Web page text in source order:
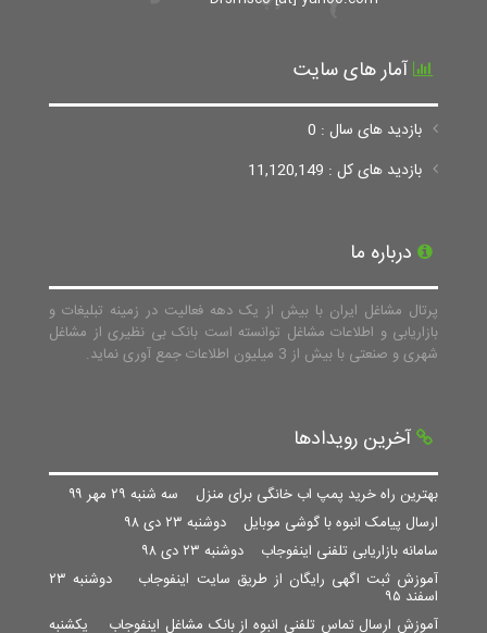
آمار های سایت
بازدید های سال : 0
بازدید های کل : 11,120,149
درباره ما
پرتال مشاغل ایران با بیش از یک دهه فعالیت در زمینه تبلیغات و
بازاریابی و اطلاعات مشاغل توانسته است بانک بی نظیری از مشاغل
شهری و صنعتی با بیش از 3 میلیون اطلاعات جمع آوری نماید.
آخرین رویدادها
بهترین راه خرید پمپ اب خانگی برای منزل سه شنبه ۲۹ مهر ۹۹
ارسال پیامک انبوه با گوشی موبایل دوشنبه ۲۳ دی ۹۸
سامانه بازاریابی تلفنی اینفوجاب دوشنبه ۲۳ دی ۹۸
آموزش ثبت اگهی رایگان از طریق سایت اینفوجاب
دوشنبه ۲۳
اسفند ۹۵
آموزش ارسال تماس تلفنی انبوه از بانک مشاغل اینفوجاب یکشنبه